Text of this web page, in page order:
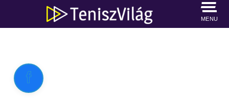
MENU
